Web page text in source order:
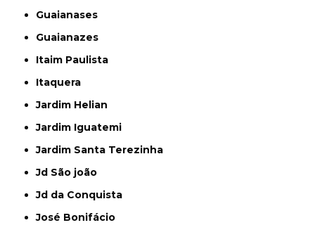
Guaianases
Guaianazes
Itaim Paulista
Itaquera
Jardim Helian
Jardim Iguatemi
Jardim Santa Terezinha
Jd São joão
Jd da Conquista
José Bonifácio